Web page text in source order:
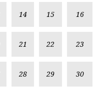
14 15 16
21 22 23
28 29 30